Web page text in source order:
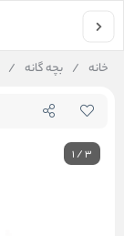
خانه / بچه گانه /
1/3